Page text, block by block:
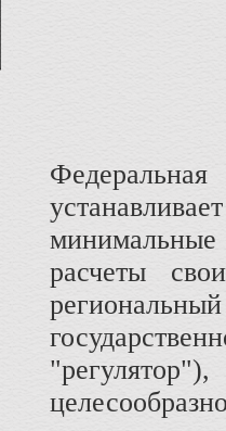
минимальные
расчеты